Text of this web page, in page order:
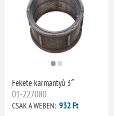
Fekete karmantyú 3˝
01-227080
CSAK A WEBEN: 932 Ft